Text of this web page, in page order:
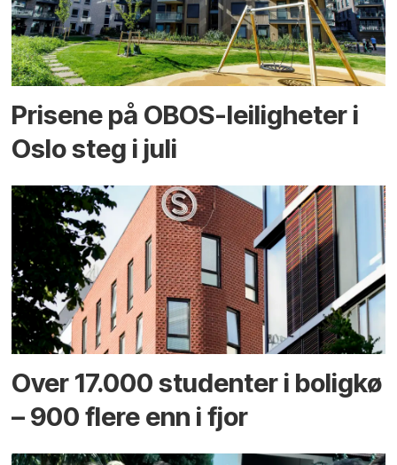
Prisene på OBOS-leiligheter i
Oslo steg i juli
Over 17.000 studenter i boligkø
– 900 flere enn i fjor